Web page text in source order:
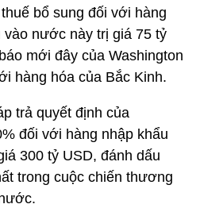
bổ sung đối với hàng
vào nước này trị giá 75 tỷ
mới đây của Washington
hàng hóa của Bắc Kinh.
trả quyết định của
đối với hàng nhập khẩu
300 tỷ USD, đánh dấu
trong cuộc chiến thương